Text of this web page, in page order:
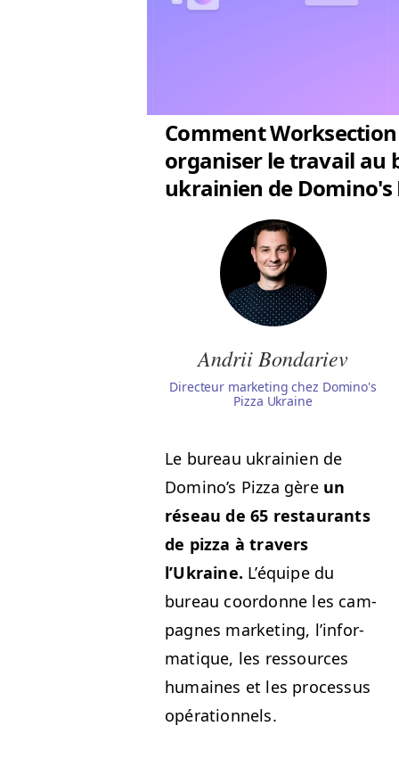
Comment
organiser le travail au
ukrainien de Domino's
Andrii Bondariev
Directeur marketing chez Domino's
Pizza Ukraine
Le bureau ukrainien de
Domi­no’s Piz­za gère un
réseau de 65 restau­rants
de piz­za à tra­vers
l’Ukraine. L’équipe du
bureau coor­donne les cam­
pagnes mar­ket­ing, l’in­for­
ma­tique, les ressources
humaines et les proces­sus
opérationnels.